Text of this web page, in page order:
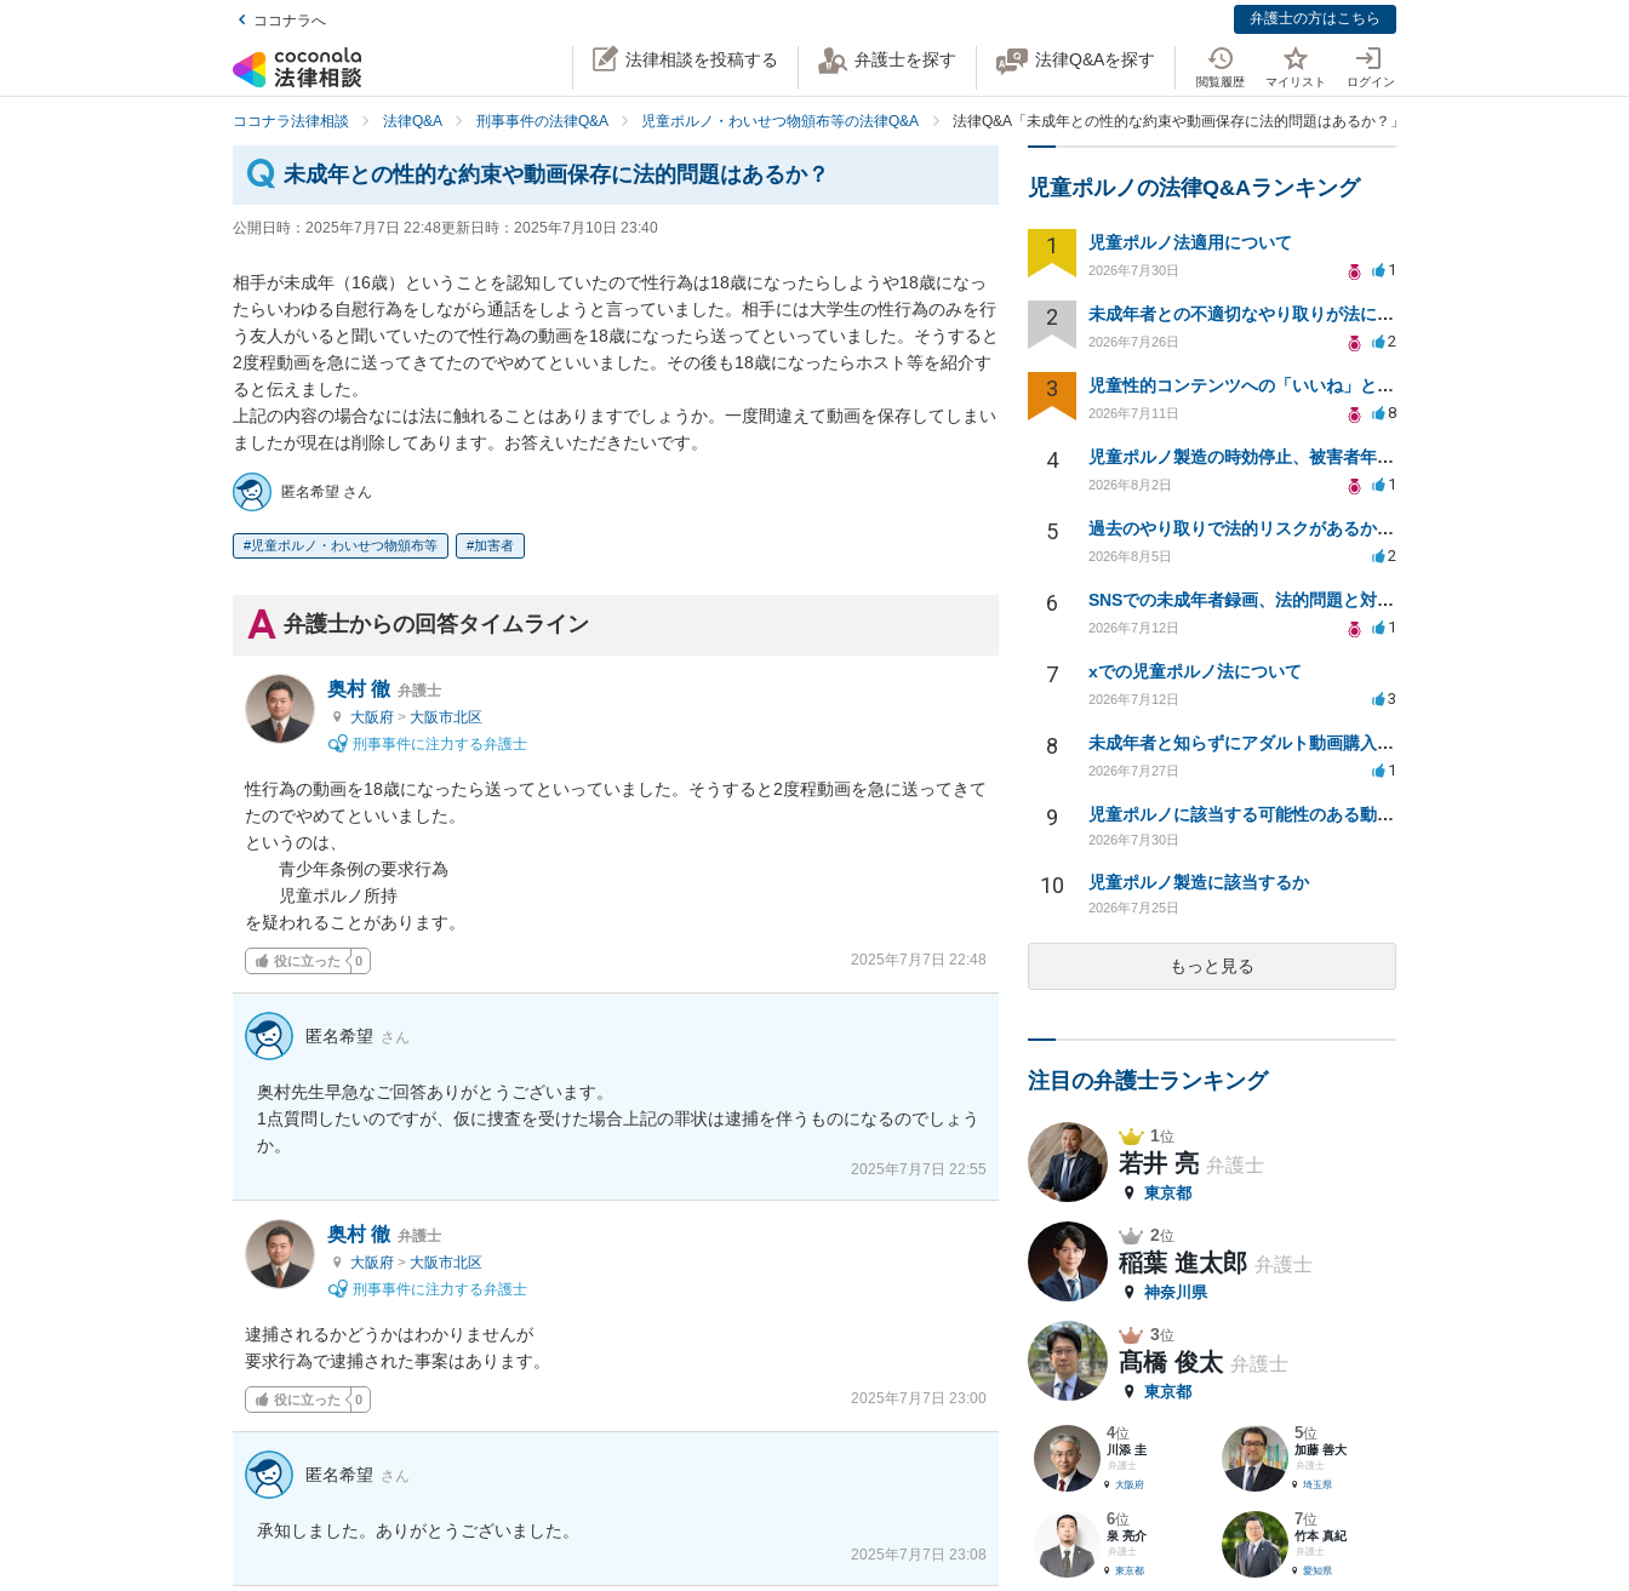
ココナラへ 弁護士の方はこちら
法律相談を投稿する 弁護士を探す 法律Q&Aを探す
閲覧履歴 マイリスト ログイン
ココナラ法律相談 法律Q&A 刑事事件の法律Q&A 児童ポルノ・わいせつ物頒布等の法律Q&A 法律Q&A「未成年との性的な約束や動画保存に法的問題はあるか？」
未成年との性的な約束や動画保存に法的問題はあるか？
公開日時： 2025年7月7日 22:48更新日時： 2025年7月10日 23:40
相手が未成年（16歳）ということを認知していたので性行為は18歳になったらしようや18歳になっ
たらいわゆる自慰行為をしながら通話をしようと言っていました。相手には大学生の性行為のみを行
う友人がいると聞いていたので性行為の動画を18歳になったら送ってといっていました。そうすると
2度程動画を急に送ってきてたのでやめてといいました。その後も18歳になったらホスト等を紹介す
ると伝えました。
上記の内容の場合なには法に触れることはありますでしょうか。一度間違えて動画を保存してしまい
ましたが現在は削除してあります。お答えいただきたいです。
匿名希望 さん
児童ポルノ・わいせつ物頒布等 加害者
弁護士からの回答タイムライン
奥村 徹 弁護士
大阪府 > 大阪市北区
刑事事件に注力する弁護士
性行為の動画を18歳になったら送ってといっていました。そうすると2度程動画を急に送ってきて
たのでやめてといいました。
というのは、
青少年条例の要求行為
児童ポルノ所持
を疑われることがあります。
役に立った 0 2025年7月7日 22:48
匿名希望 さん
奥村先生早急なご回答ありがとうございます。
1点質問したいのですが、仮に捜査を受けた場合上記の罪状は逮捕を伴うものになるのでしょう
か。
2025年7月7日 22:55
奥村 徹 弁護士
大阪府 > 大阪市北区
刑事事件に注力する弁護士
逮捕されるかどうかはわかりませんが
要求行為で逮捕された事案はあります。
役に立った 0 2025年7月7日 23:00
匿名希望 さん
承知しました。ありがとうございました。
2025年7月7日 23:08
児童ポルノの法律Q&Aランキング
1 児童ポルノ法適用について
2026年7月30日 1
2 未成年者との不適切なやり取りが法に触れる可能性と対処法
2026年7月26日 2
3 児童性的コンテンツへの「いいね」と警察対応について
2026年7月11日 8
4 児童ポルノ製造の時効停止、被害者年齢での適用は？
2026年8月2日 1
5 過去のやり取りで法的リスクがあるか知りたい
2026年8月5日 2
6 SNSでの未成年者録画、法的問題と対応策について相談したい
2026年7月12日 1
7 xでの児童ポルノ法について
2026年7月12日 3
8 未成年者と知らずにアダルト動画購入、法的影響は？
2026年7月27日 1
9 児童ポルノに該当する可能性のある動画を購入した件で、家族や職場に知られたり、逮捕などあるのでしょうか
2026年7月30日
10 児童ポルノ製造に該当するか
2026年7月25日
もっと見る
注目の弁護士ランキング
1位
若井 亮 弁護士
東京都
2位
稲葉 進太郎 弁護士
神奈川県
3位
髙橋 俊太 弁護士
東京都
4位
川添 圭
弁護士
大阪府
5位
加藤 善大
弁護士
埼玉県
6位
泉 亮介
弁護士
東京都
7位
竹本 真紀
弁護士
愛知県